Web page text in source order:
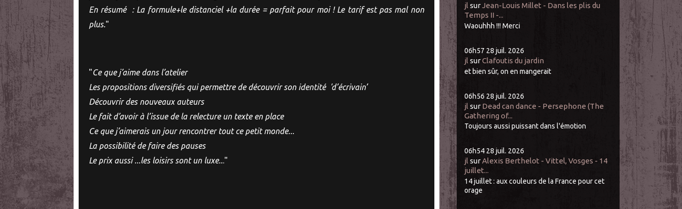
En résumé : La formule+le distanciel +la durée = parfait pour moi ! Le tarif est pas mal non
plus. "
"Ce que j’aime dans l’atelier
Les propositions diversifiés qui permettre de découvrir son identité 'd’écrivain’
Découvrir des nouveaux auteurs
Le fait d’avoir à l’issue de la relecture un texte en place
Ce que j’aimerais un jour rencontrer tout ce petit monde...
La possibilité de faire des pauses
Le prix aussi ...les loisirs sont un luxe..
."
jl surJean-Louis Millet - Dans les plis du
Temps II -...
Waouhhh !!! Merci
06h57 28 juil. 2026
jl surClafoutis du jardin
et bien sûr, on en mangerait
06h56 28 juil. 2026
jl surDead can dance - Persephone (The
Gathering of...
Toujours aussi puissant dans l'émotion
06h54 28 juil. 2026
jl surAlexis Berthelot - Vittel, Vosges - 14
juillet...
14 juillet : aux couleurs de la France pour cet
orage